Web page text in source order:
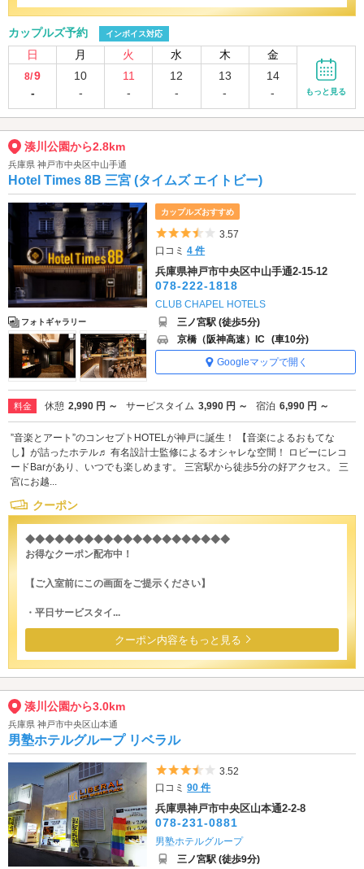
カップルズ予約 インボイス対応
日 月 火 水 木 金
8/9
-
10
-
11
-
12
-
13
-
14
-
もっと見る
湊川公園から2.8km
兵庫県 神戸市中央区中山手通
Hotel Times 8B 三宮 (タイムズ エイトビー)
フォトギャラリー
カップルズおすすめ
5つ星のうち3.5
3.57
口コミ4 件
兵庫県神戸市中央区中山手通2-15-12
078-222-1818
CLUB CHAPEL HOTELS
三ノ宮駅 (徒歩5分)
京橋（阪神高速）IC (車10分)
Googleマップで開く
料金 休憩 2,990 円 ～ サービスタイム 3,990 円 ～ 宿泊 6,990 円 ～
”音楽とアート”のコンセプトHOTELが神戸に誕生！ 【音楽によるおもてな
し】が詰ったホテル♬ 有名設計士監修によるオシャレな空間！ ロビーにレコ
ードBarがあり、いつでも楽しめます。 三宮駅から徒歩5分の好アクセス。 三
宮にお越...
クーポン
◆◆◆◆◆◆◆◆◆◆◆◆◆◆◆◆◆◆◆◆◆
お得なクーポン配布中！
【ご入室前にこの画面をご提示ください】
・平日サービスタイ...
クーポン内容をもっと見る
湊川公園から3.0km
兵庫県 神戸市中央区山本通
男塾ホテルグループ リベラル
5つ星のうち3.5
3.52
口コミ90 件
兵庫県神戸市中央区山本通2-2-8
078-231-0881
男塾ホテルグループ
三ノ宮駅 (徒歩9分)